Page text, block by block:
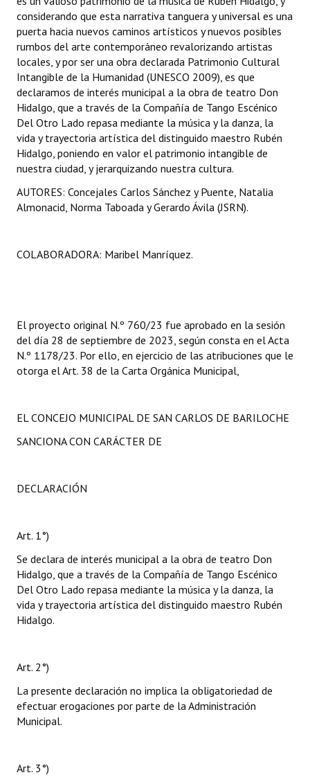
considerando que esta narrativa tanguera y universal es una
puerta hacia nuevos caminos artísticos y nuevos posibles
rumbos del arte contemporáneo revalorizando artistas
locales, y por ser una obra declarada Patrimonio Cultural
Intangible de la Humanidad (UNESCO 2009), es que
declaramos de interés municipal a la obra de teatro Don
Hidalgo, que a través de la Compañía de Tango Escénico
Del Otro Lado repasa mediante la música y la danza, la
vida y trayectoria artística del distinguido maestro Rubén
Hidalgo, poniendo en valor el patrimonio intangible de
nuestra ciudad, y jerarquizando nuestra cultura.
AUTORES: Concejales Carlos Sánchez y Puente, Natalia
Almonacid, Norma Taboada y Gerardo Ávila (JSRN).
COLABORADORA: Maribel Manríquez.
El proyecto original N.º 760/23 fue aprobado en la sesión
del día 28 de septiembre de 2023, según consta en el Acta
N.º 1178/23. Por ello, en ejercicio de las atribuciones que le
otorga el Art. 38 de la Carta Orgánica Municipal,
EL CONCEJO MUNICIPAL DE SAN CARLOS DE BARILOCHE
SANCIONA CON CARÁCTER DE
DECLARACIÓN
Art. 1°)
Se declara de interés municipal a la obra de teatro Don
Hidalgo, que a través de la Compañía de Tango Escénico
Del Otro Lado repasa mediante la música y la danza, la
vida y trayectoria artística del distinguido maestro Rubén
Hidalgo.
Art. 2°)
La presente declaración no implica la obligatoriedad de
efectuar erogaciones por parte de la Administración
Municipal.
Art. 3°)